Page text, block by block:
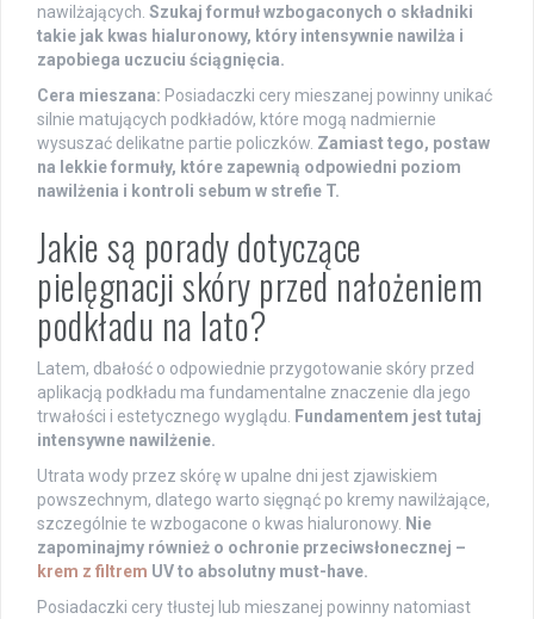
nawilżających. Szukaj formuł wzbogaconych o składniki
takie jak kwas hialuronowy, który intensywnie nawilża i
zapobiega uczuciu ściągnięcia.
Cera mieszana: Posiadaczki cery mieszanej powinny unikać
silnie matujących podkładów, które mogą nadmiernie
wysuszać delikatne partie policzków. Zamiast tego, postaw
na lekkie formuły, które zapewnią odpowiedni poziom
nawilżenia i kontroli sebum w strefie T.
Jakie są porady dotyczące
pielęgnacji skóry przed nałożeniem
podkładu na lato?
Latem, dbałość o odpowiednie przygotowanie skóry przed
aplikacją podkładu ma fundamentalne znaczenie dla jego
trwałości i estetycznego wyglądu.
Fundamentem jest tutaj
intensywne nawilżenie.
Utrata wody przez skórę w upalne dni jest zjawiskiem
powszechnym, dlatego warto sięgnąć po kremy nawilżające,
szczególnie te wzbogacone o kwas hialuronowy. Nie
zapominajmy również o ochronie przeciwsłonecznej –
krem z filtrem UV to absolutny must-have.
Posiadaczki cery tłustej lub mieszanej powinny natomiast